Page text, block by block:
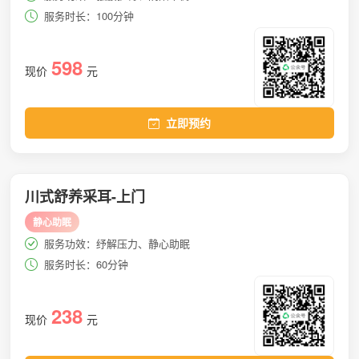
服务时长：100分钟
现价 598 元
立即预约
川式舒养采耳-上门
静心助眠
服务功效：纾解压力、静心助眠
服务时长：60分钟
现价 238 元